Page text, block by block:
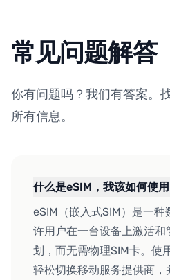
常见问题解答
你有问题吗？我们有答案。
所有信息。
什么是eSIM，我该如何使用
eSIM（嵌入式SIM）是一种
许用户在一台设备上激活和
划，而无需物理SIM卡。使
轻松切换移动服务提供商，